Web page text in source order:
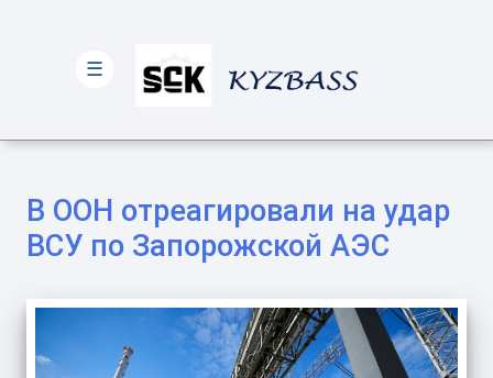
В ООН отреагировали на удар
ВСУ по Запорожской АЭС
☰